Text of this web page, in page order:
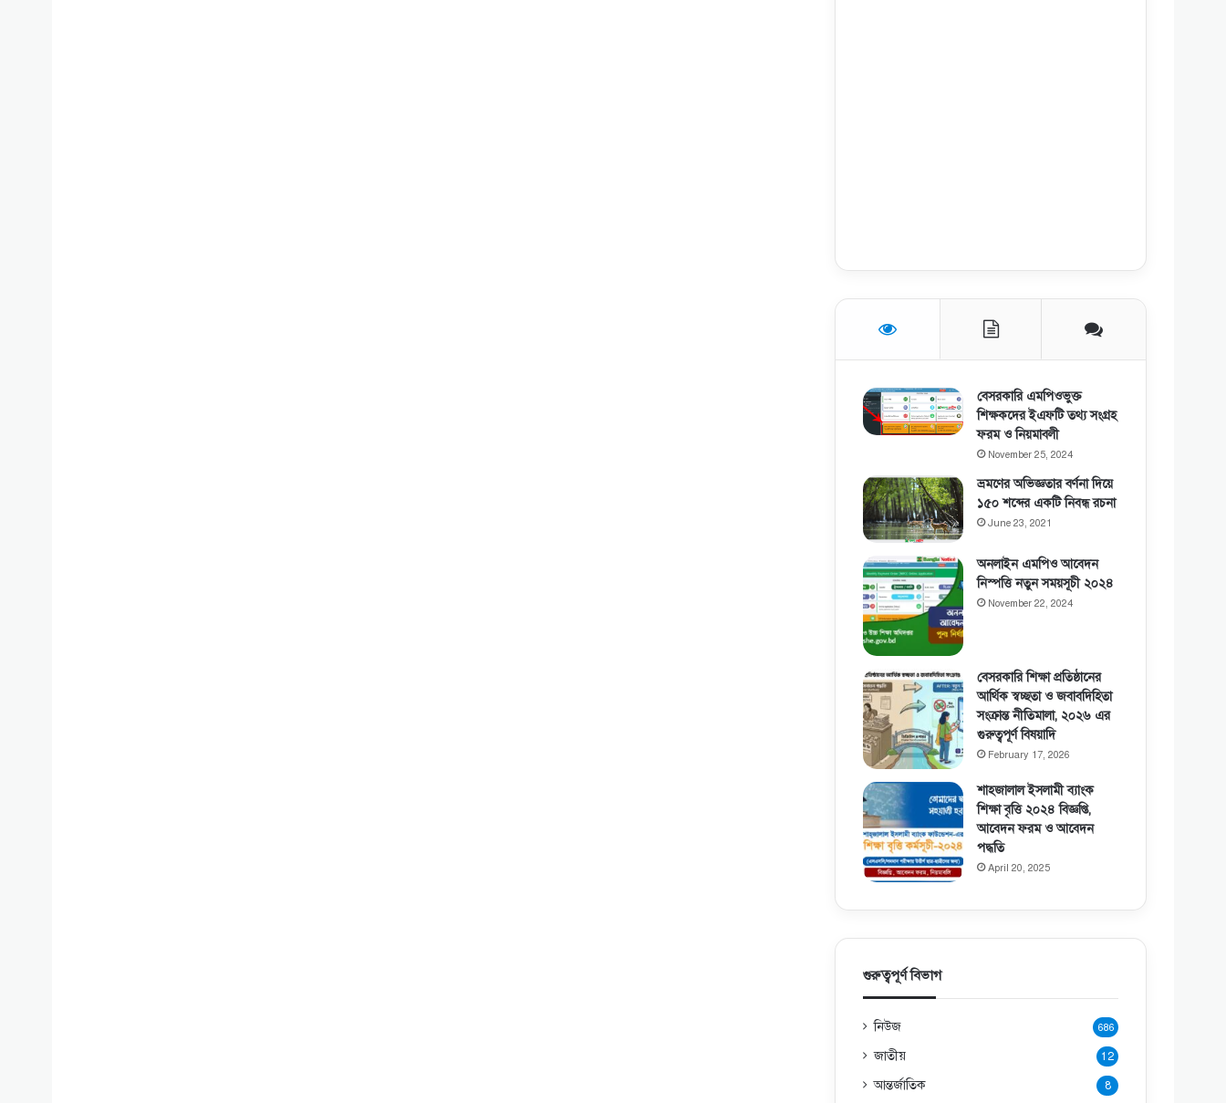
বেসরকারি এমপিওভুক্ত
শিক্ষকদের ইএফটি তথ্য সংগ্রহ
ফরম ও নিয়মাবলী
November 25, 2024
ভ্রমণের অভিজ্ঞতার বর্ণনা দিয়ে
১৫০ শব্দের একটি নিবন্ধ রচনা
June 23, 2021
অনলাইন এমপিও আবেদন
নিস্পত্তি নতুন সময়সূচী ২০২৪
November 22, 2024
বেসরকারি শিক্ষা প্রতিষ্ঠানের
আর্থিক স্বচ্ছতা ও জবাবদিহিতা
সংক্রান্ত নীতিমালা, ২০২৬ এর
গুরুত্বপূর্ণ বিষয়াদি
February 17, 2026
শাহজালাল ইসলামী ব্যাংক
শিক্ষা বৃত্তি ২০২৪ বিজ্ঞপ্তি,
আবেদন ফরম ও আবেদন
পদ্ধতি
April 20, 2025
গুরুত্বপূর্ণ বিভাগ
নিউজ 686
জাতীয় 12
আন্তর্জাতিক 8